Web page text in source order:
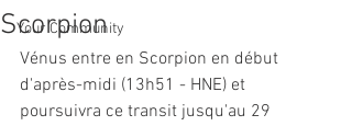
Your Community
Scorpion
Vénus entre en Scorpion en début
d'après-midi (13h51 - HNE) et
poursuivra ce transit jusqu'au 29